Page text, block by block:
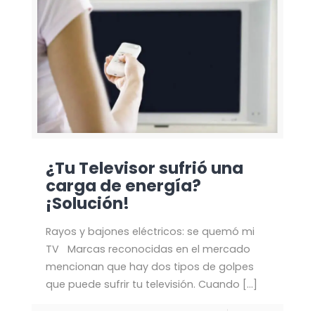
¿Tu Televisor sufrió una
carga de energía?
¡Solución!
Rayos y bajones eléctricos: se quemó mi
TV Marcas reconocidas en el mercado
mencionan que hay dos tipos de golpes
que puede sufrir tu televisión. Cuando […]